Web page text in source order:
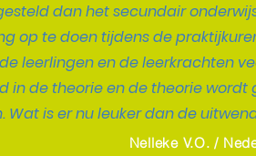
dan het secundair
op te doen tijdens de
leerlingen en de leerkrachten
in de theorie en de theorie wordt
Wat is er nu leuker dan de
Nelleke V.O. /